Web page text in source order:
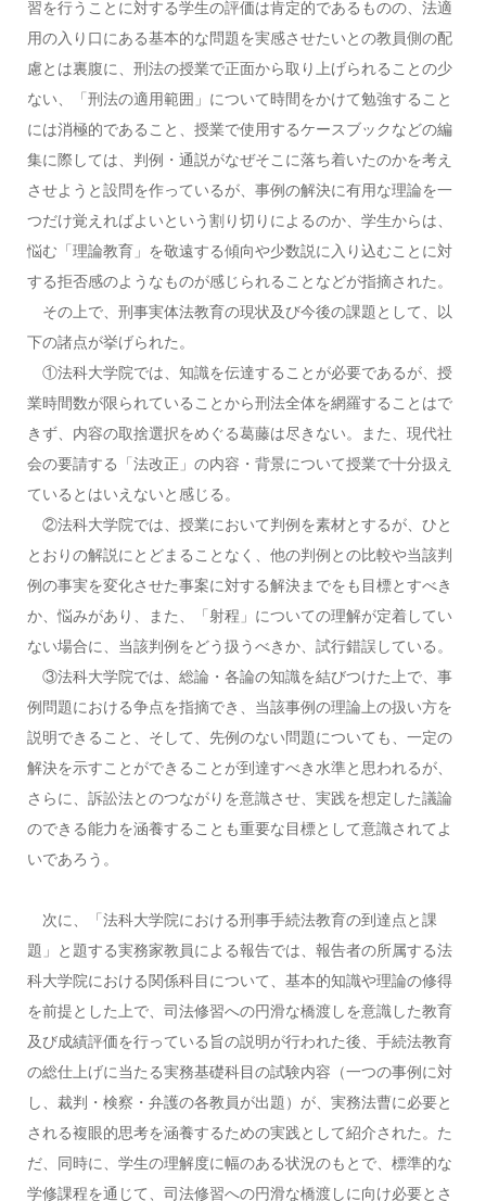
習を行うことに対する学生の評価は肯定的であるものの、法適
用の入り口にある基本的な問題を実感させたいとの教員側の配
慮とは裏腹に、刑法の授業で正面から取り上げられることの少
ない、「刑法の適用範囲」について時間をかけて勉強すること
には消極的であること、授業で使用するケースブックなどの編
集に際しては、判例・通説がなぜそこに落ち着いたのかを考え
させようと設問を作っているが、事例の解決に有用な理論を一
つだけ覚えればよいという割り切りによるのか、学生からは、
悩む「理論教育」を敬遠する傾向や少数説に入り込むことに対
する拒否感のようなものが感じられることなどが指摘された。
その上で、刑事実体法教育の現状及び今後の課題として、以
下の諸点が挙げられた。
①法科大学院では、知識を伝達することが必要であるが、授
業時間数が限られていることから刑法全体を網羅することはで
きず、内容の取捨選択をめぐる葛藤は尽きない。また、現代社
会の要請する「法改正」の内容・背景について授業で十分扱え
ているとはいえないと感じる。
②法科大学院では、授業において判例を素材とするが、ひと
とおりの解説にとどまることなく、他の判例との比較や当該判
例の事実を変化させた事案に対する解決までをも目標とすべき
か、悩みがあり、また、「射程」についての理解が定着してい
ない場合に、当該判例をどう扱うべきか、試行錯誤している。
③法科大学院では、総論・各論の知識を結びつけた上で、事
例問題における争点を指摘でき、当該事例の理論上の扱い方を
説明できること、そして、先例のない問題についても、一定の
解決を示すことができることが到達すべき水準と思われるが、
さらに、訴訟法とのつながりを意識させ、実践を想定した議論
のできる能力を涵養することも重要な目標として意識されてよ
いであろう。
次に、「法科大学院における刑事手続法教育の到達点と課
題」と題する実務家教員による報告では、報告者の所属する法
科大学院における関係科目について、基本的知識や理論の修得
を前提とした上で、司法修習への円滑な橋渡しを意識した教育
及び成績評価を行っている旨の説明が行われた後、手続法教育
の総仕上げに当たる実務基礎科目の試験内容（一つの事例に対
し、裁判・検察・弁護の各教員が出題）が、実務法曹に必要と
される複眼的思考を涵養するための実践として紹介された。た
だ、同時に、学生の理解度に幅のある状況のもとで、標準的な
学修課程を通じて、司法修習への円滑な橋渡しに向け必要とさ